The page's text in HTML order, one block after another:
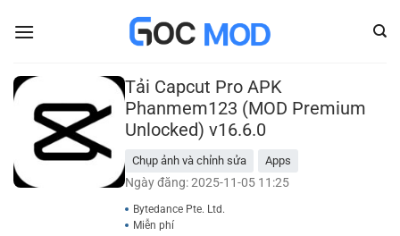
qua
dung
Tải Capcut Pro APK
Phanmem123 (MOD Premium
Unlocked) v16.6.0
Chụp ảnh và chỉnh sửa Apps
Ngày đăng: 2025-11-05 11:25
Bytedance Pte. Ltd.
Miễn phí